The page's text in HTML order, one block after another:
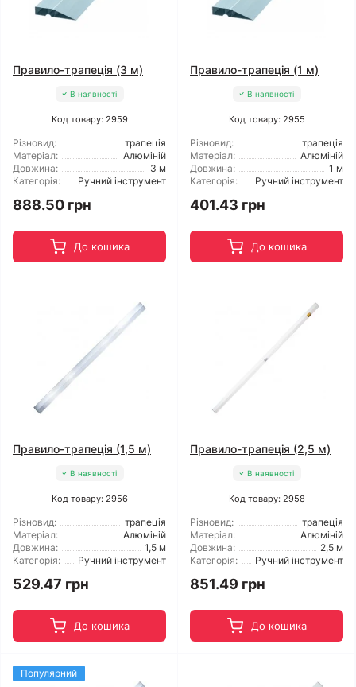
Правило-трапеція (3 м)
В наявності
Код товару: 2959
Різновид:
трапеція
Матеріал:
Алюміній
Довжина:
3 м
Категорія:
Ручний інструмент
888.50 грн
До кошика
Правило-трапеція (1 м)
В наявності
Код товару: 2955
Різновид:
трапеція
Матеріал:
Алюміній
Довжина:
1 м
Категорія:
Ручний інструмент
401.43 грн
До кошика
Правило-трапеція (1,5 м)
В наявності
Код товару: 2956
Різновид:
трапеція
Матеріал:
Алюміній
Довжина:
1,5 м
Категорія:
Ручний інструмент
529.47 грн
До кошика
Правило-трапеція (2,5 м)
В наявності
Код товару: 2958
Різновид:
трапеція
Матеріал:
Алюміній
Довжина:
2,5 м
Категорія:
Ручний інструмент
851.49 грн
До кошика
Популярний